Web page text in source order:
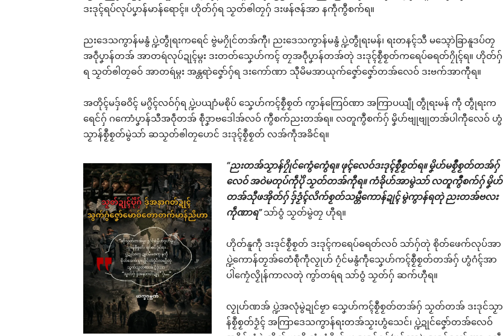
ဒးဒုၚ်ရပ်လုပ်ပၞာန်မာန်ရောၚ်။ ဟိုတ်ဂှ်ရ သၟတ်ၜါတၠဂှ် ဒးဖန်ဇန်အာ နကဵုကွဳစက်ရ။
ညးဒေသကွာန်မနွံ ပ္ဍဲတွဵုရးကရေင် ဗွဲမဂၠိုင်တအ်ကီု၊ ညးဒေသကွာန်မနွံ ပ္ဍဲတွဵုရးမန်၊ ရးတနၚ်သဳ မသ္ၚောဲခြာနူဒပ်တၠ
အဝဵုပၞာန်တအ် အာတရဴလုပ်ဍုၚ်မ္ဂး ဒးတတ်သၞေဟ်ကၚ် တၠအဝဵုပၞာန်တအ်တုဲ ဒးဒုၚ်စၟဳစၟတ်ကရေပ်ဓရတ်ဂၠိုၚ်ရ။ ဟိုတ်ဂှ်
ရ သၟတ်ၜါတၠဓဝ် အာတရဴမ္ဂး အန္တရာဲဇၞော်ဂှ်ရ ဒးကော်ဏာ သီုမိမအာယုက်ဇၞော်ဇၞော်တအ်လေဝ် ဒးဗက်အာကီုရ။
အတိုၚ်မဒှ်ဓဝိၚ် မဂွိၚ်လဝ်ဂှ်ရ ပ္ဍဲပယျာံမစိုပ် သၞေဟ်ကၚ်စၟဳစၟတ် ကွာန်ကြေဝ်ဏာ အကြာပယျဵု တွဵုရးမန် ကဵု တွဵုရးက
ရေင်ဂှ် ဂကောံပၞာန်သီအဝဵုတအ် စဵုဒၞာဗဒေါအ်လဝ် ကွဳစက်ညးတအ်ရ။ လတူကွဳစက်ဂှ် မၞိဟ်ဗျုဗျုတအ်ပါကီုလေဝ် ဟွံ
သၟာန်စၟဳစၟတ်မွဲသာ် ဆသၟတ်ၜါတၠဟေင် ဒးဒုၚ်စၟဳစၟတ် လအ်ကဵုအခိင်ရ။
“ညးတအ်သၟာန်ဂၠိုင်ကွေံကွေံရ။ ဖုၚ်လေဝ်ဒးဒုၚ်စၟဳစၟတ်ရ။ မၞိဟ်မစၟဳစၟတ်တအ်ဂှ်
လေဝ် အဝဲမတုပ်ကဵုပိုဲ သၟတ်တအ်ကီုရ။ ကံခိုဟ်အာမွဲသာ် လတူကွဳစက်ဂှ် မၞိဟ်
တအ်သီုဖအိုတ်ဂှ် ဒှ်ဒၟံၚ်လိက်စၟတ်သမ္တီကောန်ဍုၚ် မွဲကွာန်ရတုဲ ညးတအ်ဗလး
ကဵုဏာရ”သာ်ဝွံ သၟတ်မွဲတၠ ဟီုရ။
ဟိုတ်နူကဵု ဒးဒုင်စၟဳစၟတ် ဒးဒုၚ်ကရေပ်ဓရတ်လဝ် သာ်ဂှ်တုဲ စိုတ်ဖေက်လုပ်အာ
ပ္ဍဲကောန်တၟအ်တေံစဵုကဵုလၟုဟ် ဂၠံင်မနွံကဵုသၞေဟ်ကၚ်စၟဳစၟတ်တအ်ဂှ် ဟွံဂံၚ်အာ
ပါဲကၠေံလၟိုန်ကာလတုဲ ကွာ်တရဴရ သာ်ဝွံ သၟတ်ဂှ် ဆက်ဟီုရ။
လၟုဟ်ဏအ် ပ္ဍဲအလုံမွဲဍုင်ဗၟာ သၞေဟ်ကၚ်စၟဳစၟတ်တအ်ဂှ် သၟတ်တအ် ဒးဒုင်သၟာ
န်စၟဳစၟတ်ဒၟံၚ် အကြာဒေသကွာန်ရးတအ်သၟးဟွံသေင်၊ ပ္ဍဲဍုင်ဇၞော်တအ်လေဝ်